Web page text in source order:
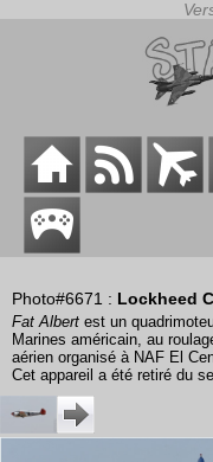
Photo#6671 : Lockheed
Fat Albert est un
Marines américain, au
aérien organisé à NAF El
Cet appareil a été retiré du